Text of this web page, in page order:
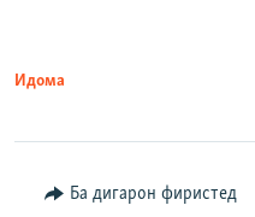
Идома
Ба дигарон фиристед